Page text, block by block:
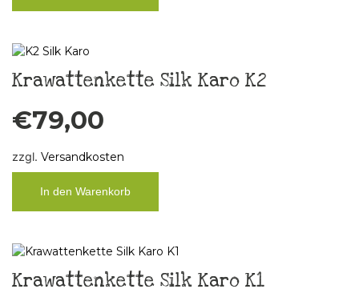
Krawattenkette Silk Karo K2
€79,00
zzgl. Versandkosten
In den Warenkorb
Krawattenkette Silk Karo K1